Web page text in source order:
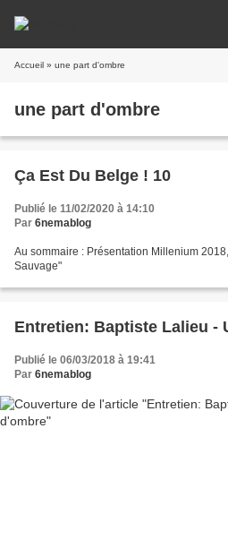
Accueil » une part d'ombre
une part d'ombre
Ça Est Du Belge ! 10
Publié le 11/02/2020 à 14:10
Par 6nemablog
Au sommaire : Présentation Millenium
Sauvage"
Entretien: Baptiste Lalieu -
Publié le 06/03/2018 à 19:41
Par 6nemablog